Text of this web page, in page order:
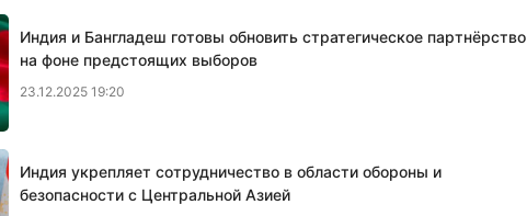
Индия и Бангладеш готовы обновить стратегическое партнёрство
на фоне предстоящих выборов
23.12.2025 19:20
Индия укрепляет сотрудничество в области обороны и
безопасности с Центральной Азией